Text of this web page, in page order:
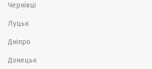
Чернівці
Луцьк
Дніпро
Донецьк